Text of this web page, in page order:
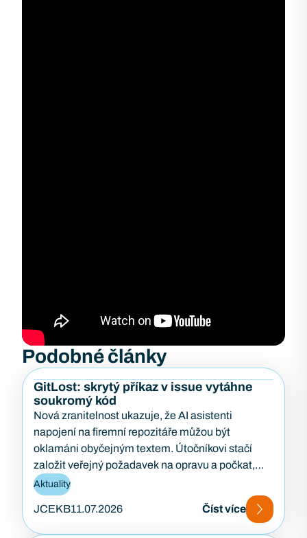
Podobné články
GitLost: skrytý příkaz v issue vytáhne
soukromý kód
Nová zranitelnost ukazuje, že AI asistenti
napojení na firemní repozitáře můžou být
oklamáni obyčejným textem. Útočníkovi stačí
založit veřejný požadavek na opravu a počkat,
až…
Aktuality
JCEKB11.07.2026 Číst více